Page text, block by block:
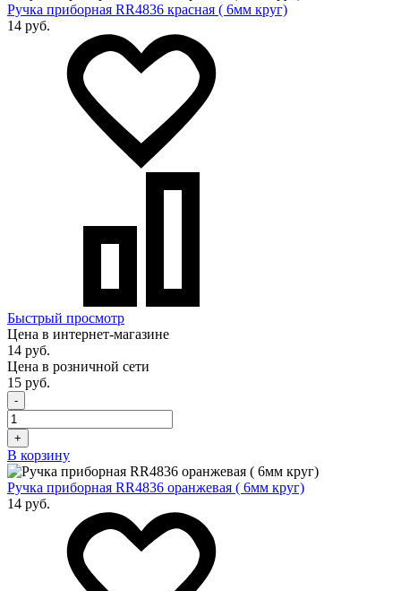
Ручка приборная RR4836 красная ( 6мм круг)
14 руб.
Быстрый просмотр
Цена в интернет-магазине
14 руб.
Цена в розничной сети
15 руб.
-
+
В корзину
Ручка приборная RR4836 оранжевая ( 6мм круг)
14 руб.